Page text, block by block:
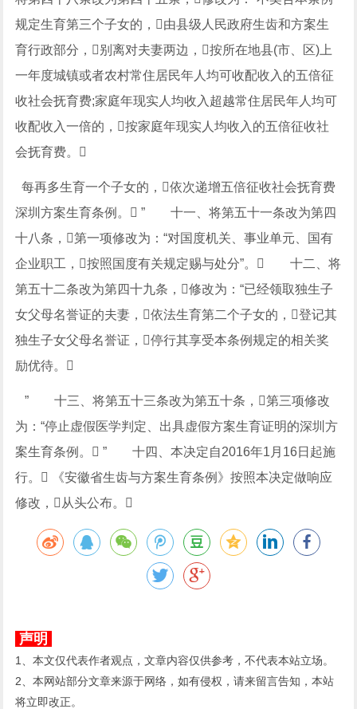
规定生育第三个子女的，由县级人民政府生齿和方案生
育行政部分，别离对夫妻两边，按所在地县(市、区)上
一年度城镇或者农村常住居民年人均可收配收入的五倍征
收社会抚育费;家庭年现实人均收入超越常住居民年人均可
收配收入一倍的，按家庭年现实人均收入的五倍征收社
会抚育费。
每再多生育一个子女的，依次递增五倍征收社会抚育费
深圳方案生育条例。 ” 十一、将第五十一条改为第四
十八条，第一项修改为：“对国度机关、事业单元、国有
企业职工，按照国度有关规定赐与处分”。 十二、将
第五十二条改为第四十九条，修改为：“已经领取独生子
女父母名誉证的夫妻，依法生育第二个子女的，登记其
独生子女父母名誉证，停行其享受本条例规定的相关奖
励优待。
” 十三、将第五十三条改为第五十条，第三项修改
为：“停止虚假医学判定、出具虚假方案生育证明的深圳方
案生育条例。 ” 十四、本决定自2016年1月16日起施
行。 《安徽省生齿与方案生育条例》按照本决定做响应
修改，从头公布。
声明
1、本文仅代表作者观点，文章内容仅供参考，不代表本站立场。
2、本网站部分文章来源于网络，如有侵权，请来留言告知，本站
将立即改正。